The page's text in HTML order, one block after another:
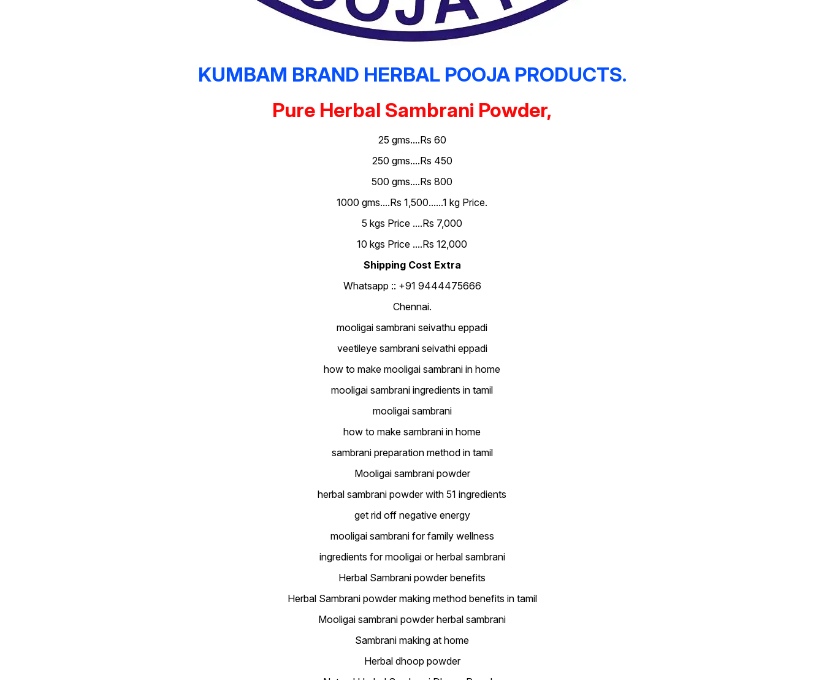
KUMBAM BRAND HERBAL POOJA PRODUCTS.
Pure Herbal Sambrani Powder,
25 gms....Rs 60
250 gms....Rs 450
500 gms....Rs 800
1000 gms....Rs 1,500......1 kg Price.
5 kgs Price ....Rs 7,000
10 kgs Price ....Rs 12,000
Shipping Cost Extra
Whatsapp :: +91 9444475666
Chennai.
mooligai sambrani seivathu eppadi
veetileye sambrani seivathi eppadi
how to make mooligai sambrani in home
mooligai sambrani ingredients in tamil
mooligai sambrani
how to make sambrani in home
sambrani preparation method in tamil
Mooligai sambrani powder
herbal sambrani powder with 51 ingredients
get rid off negative energy
mooligai sambrani for family wellness
ingredients for mooligai or herbal sambrani
Herbal Sambrani powder benefits
Herbal Sambrani powder making method benefits in tamil
Mooligai sambrani powder herbal sambrani
Sambrani making at home
Herbal dhoop powder